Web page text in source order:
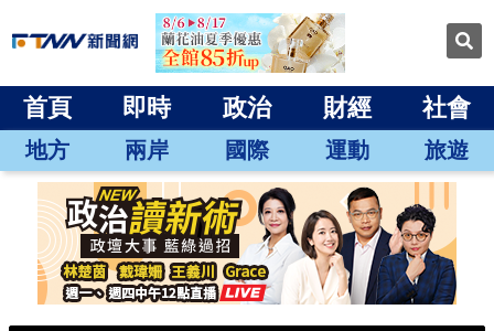
首頁 即時 政治 財經 社會
地方 兩岸 國際 運動 旅遊